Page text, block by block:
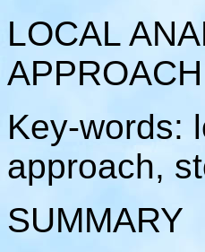
LOCAL
Key-words:
approach,
SUMMARY